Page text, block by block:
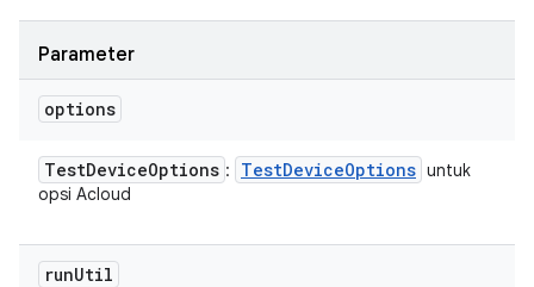
Parameter
options
TestDeviceOptions : TestDeviceOptions untuk
opsi Acloud
runUtil